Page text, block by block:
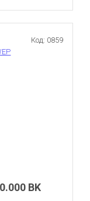
BK
Код: 0859